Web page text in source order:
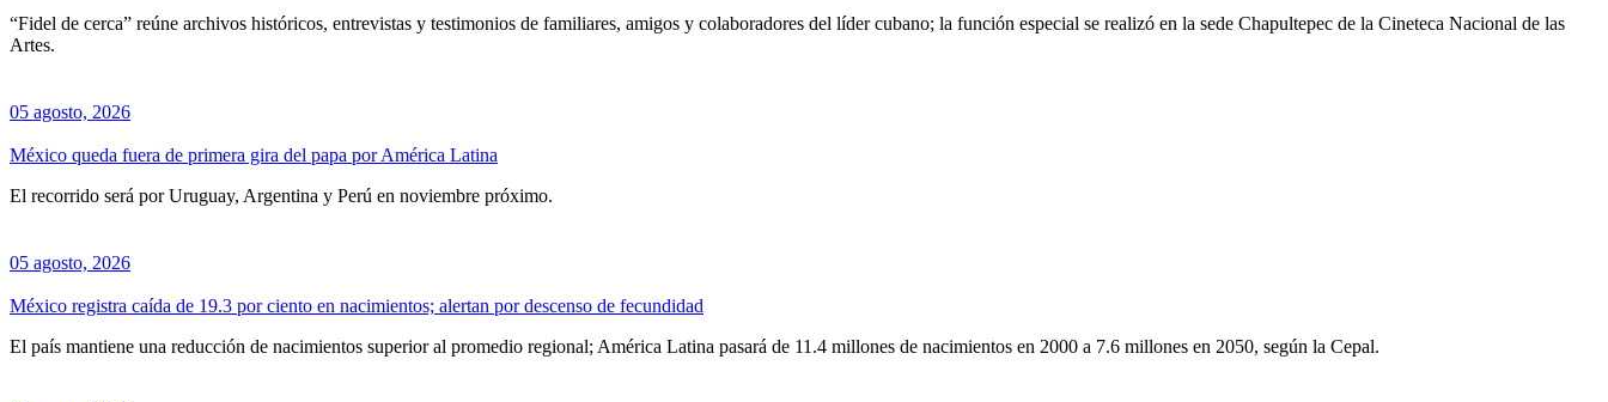
“Fidel de cerca” reúne archivos históricos, entrevistas y testimonios de familiares, amigos y colaboradores del líder cubano; la función especial se realizó en la sede Chapultepec de la Cineteca Nacional de las
Artes.
05 agosto, 2026
México queda fuera de primera gira del papa por América Latina
El recorrido será por Uruguay, Argentina y Perú en noviembre próximo.
05 agosto, 2026
México registra caída de 19.3 por ciento en nacimientos; alertan por descenso de fecundidad
El país mantiene una reducción de nacimientos superior al promedio regional; América Latina pasará de 11.4 millones de nacimientos en 2000 a 7.6 millones en 2050, según la Cepal.